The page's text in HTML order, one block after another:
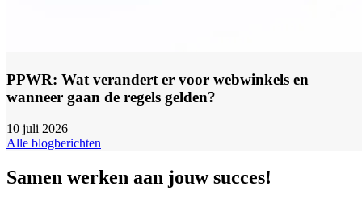
PPWR: Wat verandert er voor webwinkels en
wanneer gaan de regels gelden?
10 juli 2026
Alle blogberichten
Samen werken aan jouw succes!